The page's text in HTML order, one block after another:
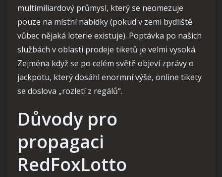
multimiliardový průmysl, který se neomezuje
pouze na místní nabídky (pokud v zemi bydliště
vůbec nějaká loterie existuje). Poptávka po našich
službách v oblasti prodeje tiketů je velmi vysoká.
Zejména když se po celém světě objeví zprávy o
jackpotu, který dosáhl enormní výše, online tikety
se doslova „rozletí z regálů“.
Důvody pro
propagaci
RedFoxLotto